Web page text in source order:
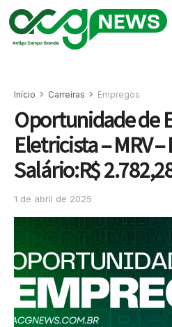
Início Carreiras Empregos
Oportunidade de
Eletricista – MRV
Salário:R$
1 de abril de 2025